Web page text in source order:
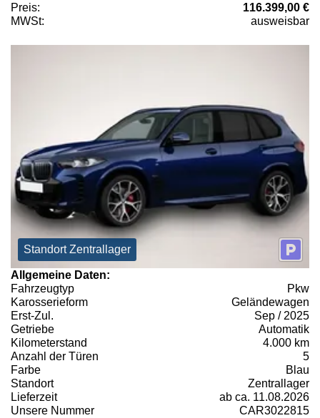
Preis:
116.399,00 €
MWSt:
ausweisbar
Standort Zentrallager
Allgemeine Daten:
Fahrzeugtyp
Pkw
Karosserieform
Geländewagen
Erst-Zul.
Sep / 2025
Getriebe
Automatik
Kilometerstand
4.000 km
Anzahl der Türen
5
Farbe
Blau
Standort
Zentrallager
Lieferzeit
ab ca. 11.08.2026
Unsere Nummer
CAR3022815